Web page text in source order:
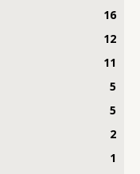
16
12
11
5
5
2
1